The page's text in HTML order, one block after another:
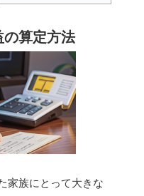
算定方法
家族にとって大きな